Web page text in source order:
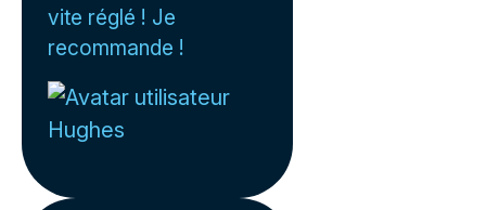
vite réglé ! Je
recommande !
Hughes